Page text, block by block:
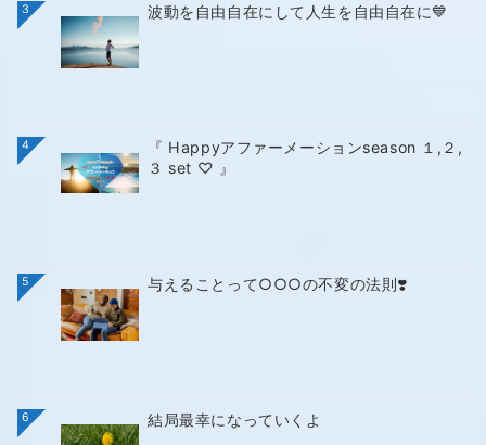
3 波動を自由自在にして人生を自由自在に💙
4
『 Happyアファーメーションseason １,２,
３ set ♡ 』
5 与えることって○○○の不変の法則❣️
6 結局最幸になっていくよ